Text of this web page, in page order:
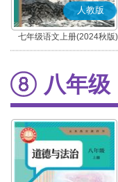
人教版
七年级语文上册(2024秋版)
(部编版)
八年级